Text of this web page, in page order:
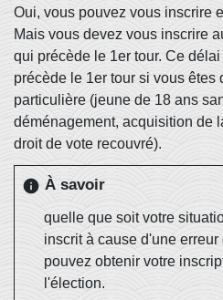
Oui, vous pouvez vous inscrire
Mais vous devez vous inscrire
qui précède le 1er tour. Ce
précède le 1er tour si vous êtes
particulière (jeune de 18 ans
déménagement, acquisition de
droit de vote recouvré).
info À savoir
quelle que soit votre
inscrit à cause d'une
pouvez obtenir votre
l'élection.